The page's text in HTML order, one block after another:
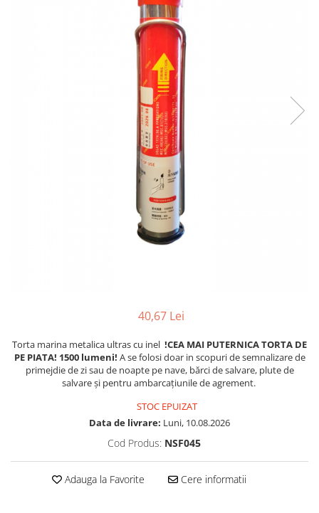
40,67 Lei
Torta marina metalica ultras cu inel !CEA MAI PUTERNICA TORTA DE
PE PIATA! 1500 lumeni! A se folosi doar in scopuri de semnalizare de
primejdie de zi sau de noapte pe nave, bărci de salvare, plute de
salvare și pentru ambarcațiunile de agrement.
STOC EPUIZAT
Data de livrare: Luni, 10.08.2026
Cod Produs: NSF045
Adauga la Favorite Cere informatii